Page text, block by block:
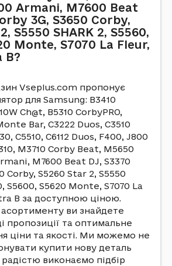
Armani, M7600 Beat
3G, S3650 Corby,
S5550 SHARK 2, S5560,
Monte, S7070 La Fleur,
B?
Vseplus.com пропонує
для Samsung: B3410
Ch@t, B5310 CorbyPRO,
Bar, C3222 Duos, C3510
C5510, C6112 Duos, F400, J800
M3710 Corby Beat, M5650
M7600 Beat DJ, S3370
Corby, S5260 Star 2, S5550
S5600, S5620 Monte, S7070 La
B за доступною ціною.
ви знайдете
пропозиції та оптимальне
ціни та якості. Ми можемо не
купити нову деталь
радістю виконаємо підбір